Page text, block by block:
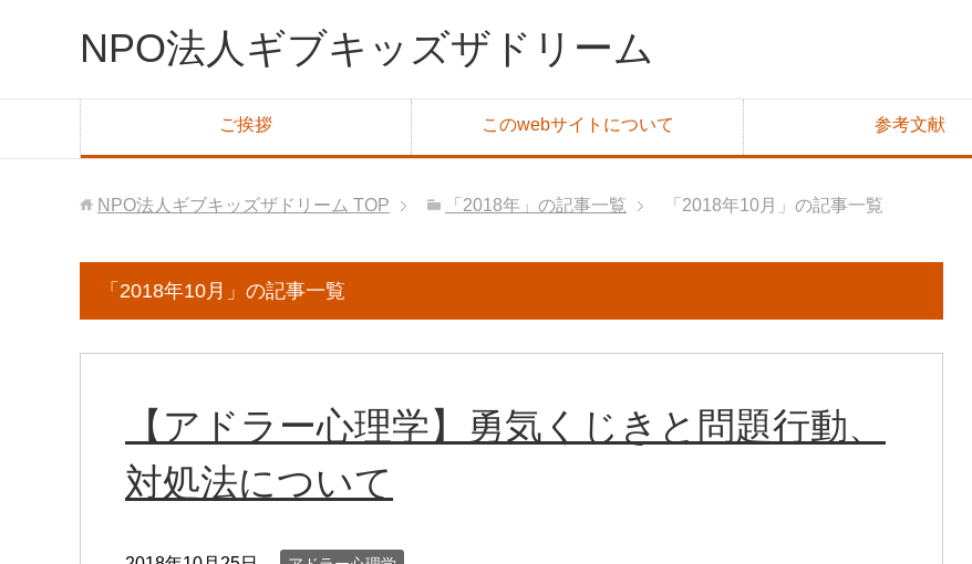
NPO法人ギブキッズザドリーム
ご挨拶 このwebサイトについて 参考文献
NPO法人ギブキッズザドリーム TOP 「2018年」の記事一覧 「2018年10月」の記事一覧
「2018年10月」の記事一覧
【アドラー心理学】勇気くじきと問題行動、
対処法について